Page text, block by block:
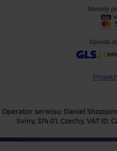
Metody
Sposób
Operator serwisu: Daniel
Sviny, 374 01, Czechy, VAT ID: